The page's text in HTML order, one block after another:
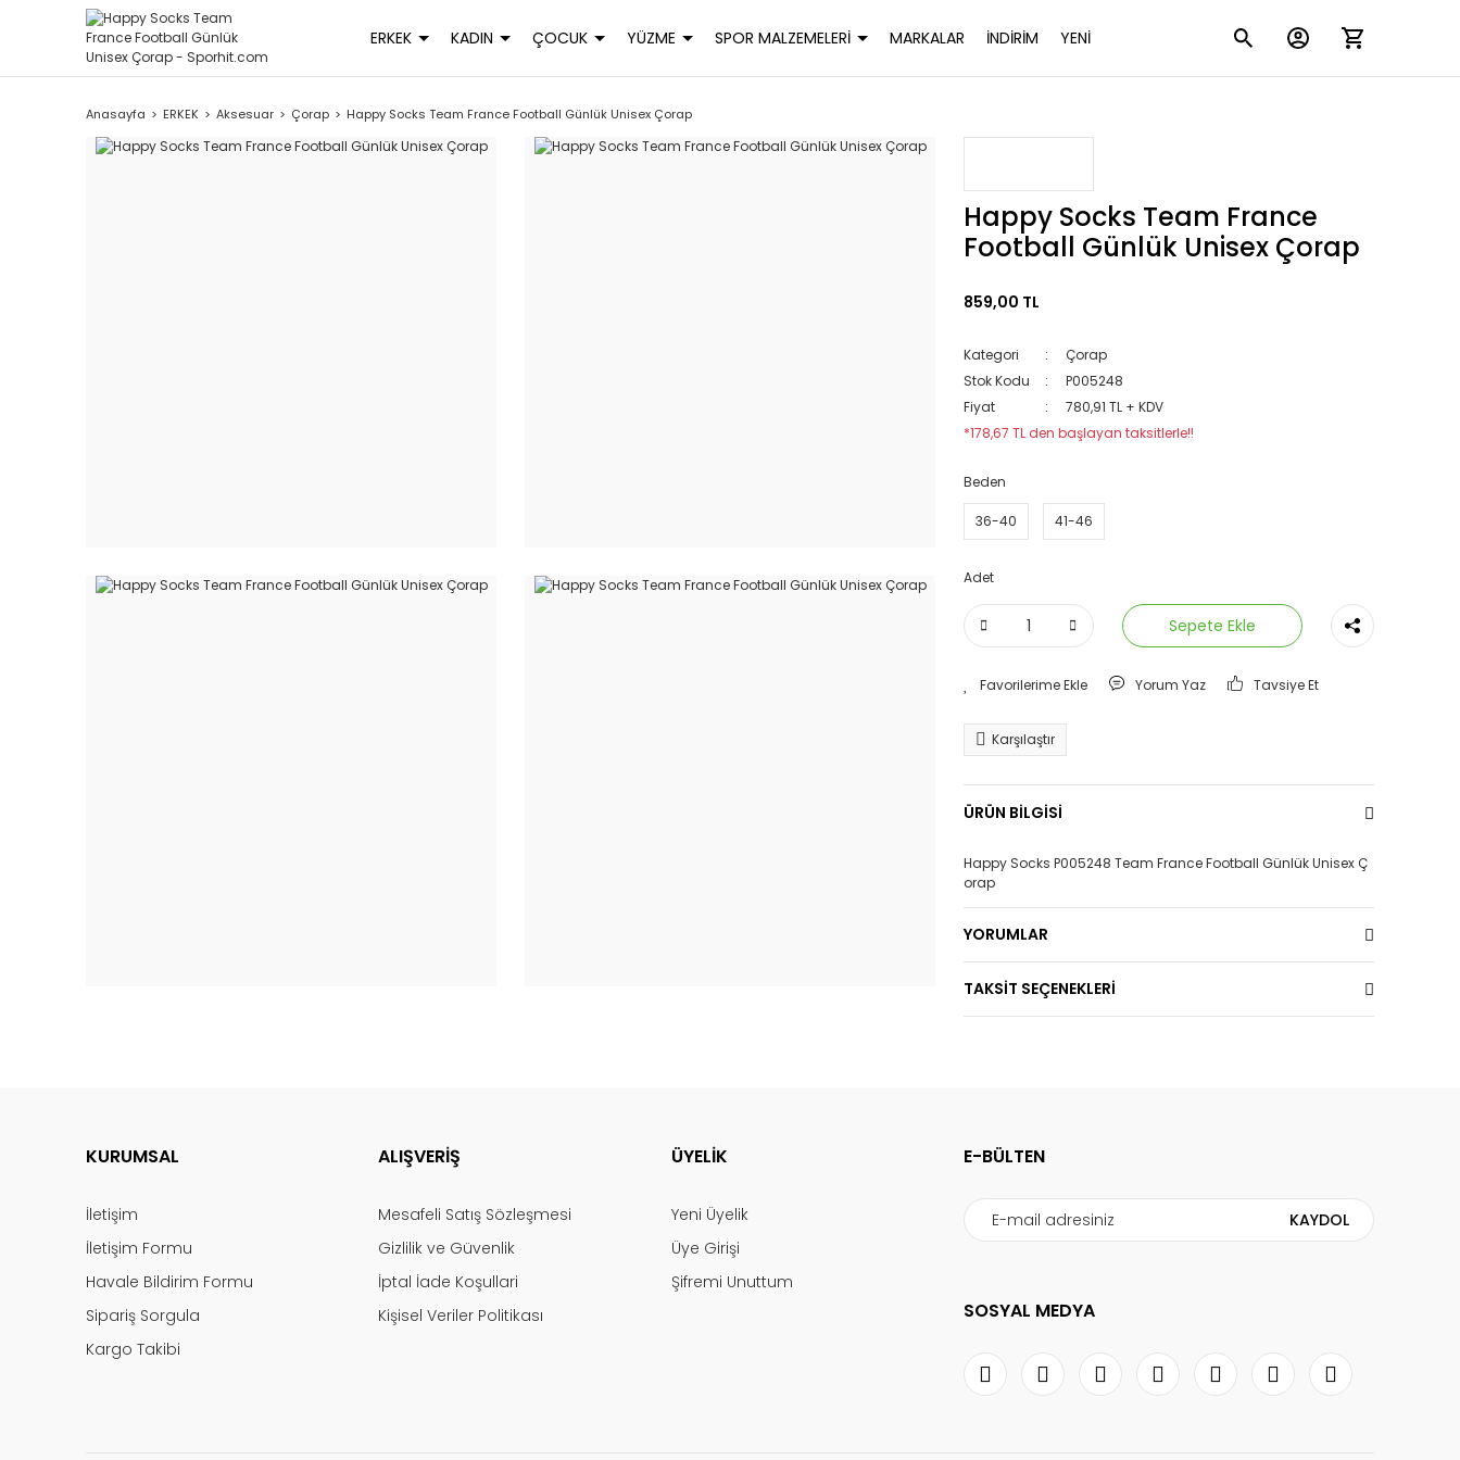
ERKEK KADIN ÇOCUK YÜZME SPOR MALZEMELERİ MARKALAR İNDİRİM YENİ
Anasayfa ERKEK Aksesuar Çorap Happy Socks Team France Football Günlük Unisex Çorap
Happy Socks Team France
Football Günlük Unisex Çorap
859,00 TL
Kategori
Çorap
Stok Kodu
P005248
Fiyat
780,91 TL + KDV
*178,67 TL den başlayan taksitlerle!!
Beden
36-40 41-46
Adet
Sepete Ekle
Yorum Yaz Tavsiye Et
Karşılaştır
ÜRÜN BİLGİSİ
Happy Socks P005248 Team France Football Günlük Unisex Ç
orap
YORUMLAR
TAKSİT SEÇENEKLERİ
KURUMSAL
İletişim
İletişim Formu
Havale Bildirim Formu
Sipariş Sorgula
Kargo Takibi
ALIŞVERİŞ
Mesafeli Satış Sözleşmesi
Gizlilik ve Güvenlik
İptal İade Koşullari
Kişisel Veriler Politikası
ÜYELİK
Yeni Üyelik
Üye Girişi
Şifremi Unuttum
E-BÜLTEN
KAYDOL
SOSYAL MEDYA